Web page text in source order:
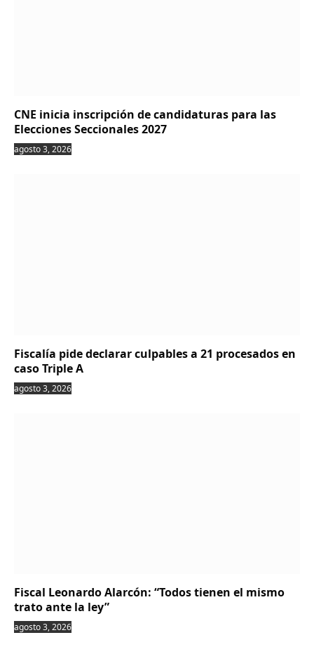
CNE inicia inscripción de candidaturas para las
Elecciones Seccionales 2027
agosto 3, 2026
Fiscalía pide declarar culpables a 21 procesados en
caso Triple A
agosto 3, 2026
Fiscal Leonardo Alarcón: “Todos tienen el mismo
trato ante la ley”
agosto 3, 2026